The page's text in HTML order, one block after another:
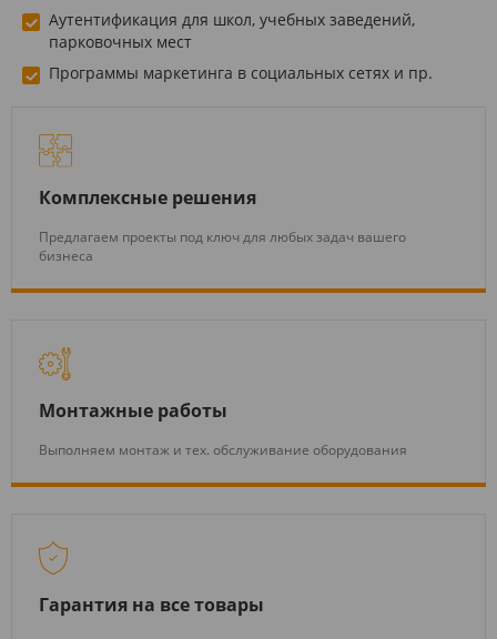
Аутентификация для школ, учебных заведений,
парковочных мест
Программы маркетинга в социальных сетях и пр.
Комплексные решения
Предлагаем проекты под ключ для любых задач вашего
бизнеса
Монтажные работы
Выполняем монтаж и тех. обслуживание оборудования
Гарантия на все товары